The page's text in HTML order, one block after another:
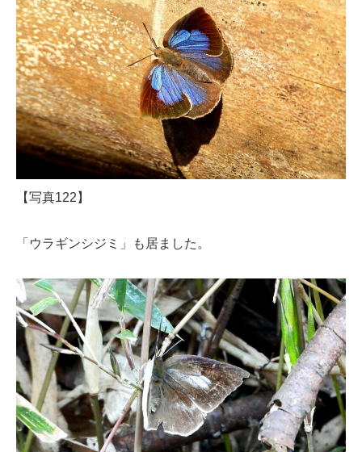
【写真122】
「ウラギンシジミ」も居ました。